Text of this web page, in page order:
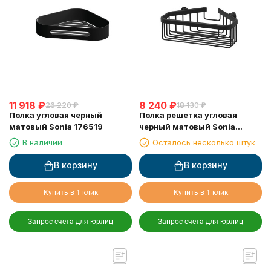
11 918 ₽26 220 ₽
Полка угловая черный
матовый Sonia 176519
В наличии
В корзину
Купить в 1 клик
Запрос счета для юрлиц
8 240 ₽18 130 ₽
Полка решетка угловая
черный матовый Sonia
182855Осталось несколько штук
В корзину
Купить в 1 клик
Запрос счета для юрлиц